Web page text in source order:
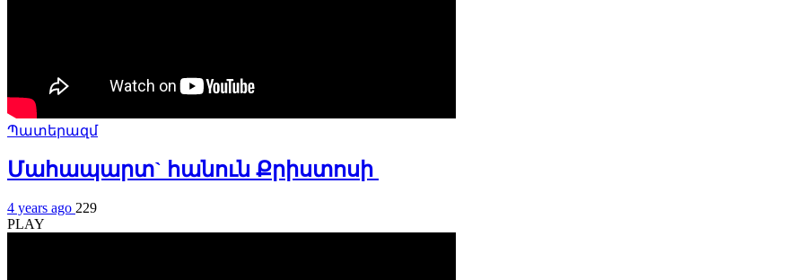
Պատերազմ
Մահապարտ` հանուն Քրիստոսի
4 years ago 229
PLAY